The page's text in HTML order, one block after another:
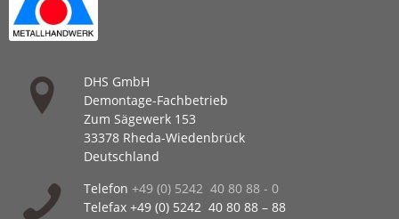
DHS GmbH
Demontage-Fachbetrieb
Zum Sägewerk 153
33378 Rheda-Wiedenbrück
Deutschland
Telefon+49 (0) 5242 40 80 88 - 0
Telefax +49 (0) 5242 40 80 88 – 88